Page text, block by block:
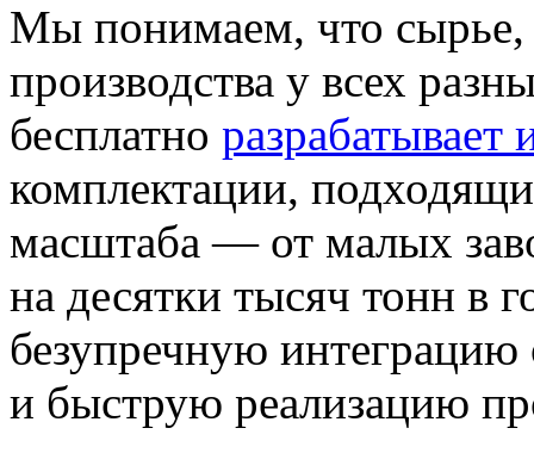
Мы понимаем, что сырье,
производства у всех
бесплатно
комплектации,
масштаба — от малых
на десятки тысяч тонн в
безупречную
и быструю реализацию